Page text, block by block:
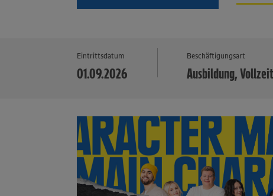
Eintrittsdatum
01.09.2026
Beschäftigungsart
Ausbildung, Vollzeit